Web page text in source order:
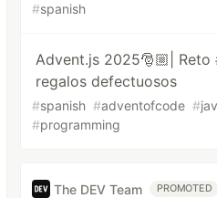
#spanish
Advent.js 2025🎅🏼| Reto
regalos defectuosos
#spanish #adventofcode #
#programming
The DEV Team PROMOTED